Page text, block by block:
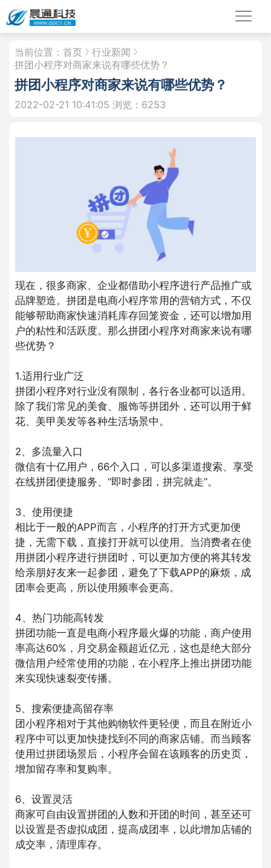
当前位置： 首页
行业新闻
拼团小程序对商家来说有哪些优势？
拼团小程序对商家来说有哪些优势？
2022-02-21 10:41:05 浏览：6253
现在，很多商家、企业都借助小程序进行产品推广或
品牌塑造。拼团是电商小程序常用的营销方式，不仅
能够帮助商家快速消耗库存回笼资金，还可以增加用
户的粘性和活跃度。那么拼团小程序对商家来说有哪
些优势？
1.适用行业广泛
拼团小程序对行业没有限制，各行各业都可以适用。
除了我们常见的美食、服饰等拼团外，还可以用于鲜
花、美甲美发等各种生活场景中。
2、多流量入口
微信有十亿用户，66个入口，可以多渠道搜索、享受
在线拼团便捷服务、“即时参团，拼完就走”。
3、使用便捷
相比于一般的APP而言，小程序的打开方式更加便
捷，无需下载，直接打开就可以使用。当消费者在使
用拼团小程序进行拼团时，可以更加方便的将其转发
给亲朋好友来一起参团，避免了下载APP的麻烦，成
团率会更高，所以使用频率会更高。
4、热门功能高转发
拼团功能一直是电商小程序最火爆的功能，商户使用
率高达60%，月交易金额超近亿元，这也是绝大部分
微信用户经常使用的功能，在小程序上推出拼团功能
来实现快速裂变传播。
5、搜索便捷高留存率
团小程序相对于其他购物软件更轻便，而且在附近小
程序中可以更加快捷找到不同的商家店铺。而当顾客
使用过拼团场景后，小程序会留在该顾客的历史页，
增加留存率和复购率。
6、设置灵活
商家可自由设置拼团的人数和开团的时间，甚至还可
以设置是否虚拟成团，提高成团率，以此增加店铺的
成交率，清理库存。